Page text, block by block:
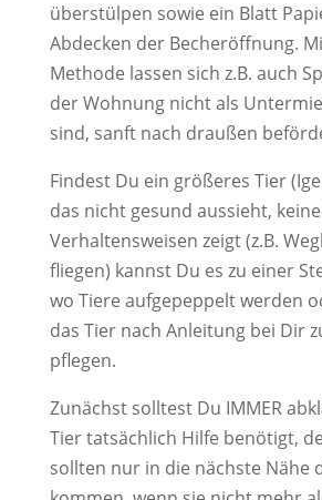
überstülpen sowie ein Blatt
Abdecken der Becheröffnung.
Methode lassen sich z.B. auch
der Wohnung nicht als
sind, sanft nach draußen
Findest Du ein größeres Tier
das nicht gesund aussieht,
Verhaltensweisen zeigt (z.B.
fliegen) kannst Du es zu einer
wo Tiere aufgepeppelt werden
das Tier nach Anleitung bei Dir
pflegen.
Zunächst solltest Du IMMER
Tier tatsächlich Hilfe benötigt,
sollten nur in die nächste Nähe